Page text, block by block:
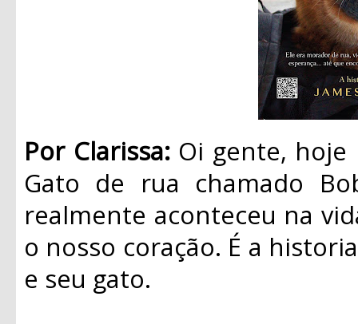
Por Clarissa: Oi gente, hoje
Gato de rua chamado
realmente aconteceu na
o nosso coração. É a
e seu gato.